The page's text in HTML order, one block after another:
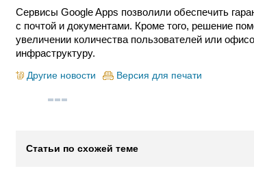
Сервисы Google Apps позволили обеспечить
с почтой и документами. Кроме того, решение
увеличении количества пользователей или
инфраструктуру.
Другие новости Версия для печати
Статьи по схожей теме